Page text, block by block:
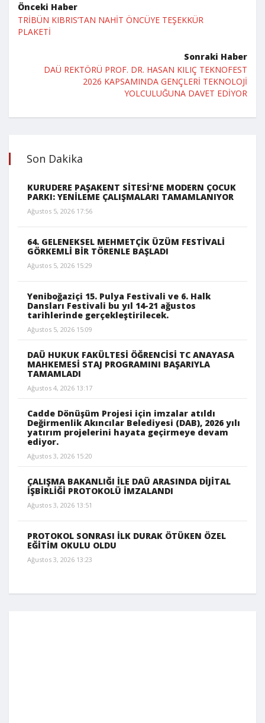
Önceki Haber
TRİBÜN KIBRIS’TAN NAHİT ÖNCÜYE TEŞEKKÜR
PLAKETİ
Sonraki Haber
DAÜ REKTÖRÜ PROF. DR. HASAN KILIÇ TEKNOFEST
2026 KAPSAMINDA GENÇLERİ TEKNOLOJİ
YOLCULUĞUNA DAVET EDİYOR
Son Dakika
KURUDERE PAŞAKENT SİTESİ’NE MODERN ÇOCUK
PARKI: YENİLEME ÇALIŞMALARI TAMAMLANIYOR
Ağustos 5, 2026 17:56
64. GELENEKSEL MEHMETÇİK ÜZÜM FESTİVALİ
GÖRKEMLİ BİR TÖRENLE BAŞLADI
Ağustos 5, 2026 15:29
Yeniboğaziçi 15. Pulya Festivali ve 6. Halk
Dansları Festivali bu yıl 14-21 ağustos
tarihlerinde gerçekleştirilecek.
Ağustos 5, 2026 15:09
DAÜ HUKUK FAKÜLTESİ ÖĞRENCİSİ TC ANAYASA
MAHKEMESİ STAJ PROGRAMINI BAŞARIYLA
TAMAMLADI
Ağustos 4, 2026 13:17
Cadde Dönüşüm Projesi için imzalar atıldı
Değirmenlik Akıncılar Belediyesi (DAB), 2026 yılı
yatırım projelerini hayata geçirmeye devam
ediyor.
Ağustos 3, 2026 15:20
ÇALIŞMA BAKANLIĞI İLE DAÜ ARASINDA DİJİTAL
İŞBİRLİĞİ PROTOKOLÜ İMZALANDI
Ağustos 3, 2026 13:51
PROTOKOL SONRASI İLK DURAK ÖTÜKEN ÖZEL
EĞİTİM OKULU OLDU
Ağustos 3, 2026 13:23